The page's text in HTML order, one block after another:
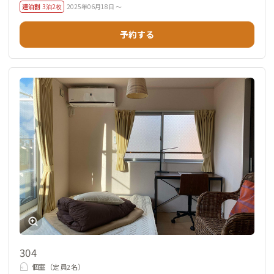
連泊割 3泊2枚 2025年06月18日 ～
予約する
304
個室（定員2名）